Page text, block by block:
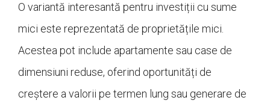
O variantă interesantă pentru investiții cu sume
mici este reprezentată de proprietățile mici.
Acestea pot include apartamente sau case de
dimensiuni reduse, oferind oportunități de
creștere a valorii pe termen lung sau generare de